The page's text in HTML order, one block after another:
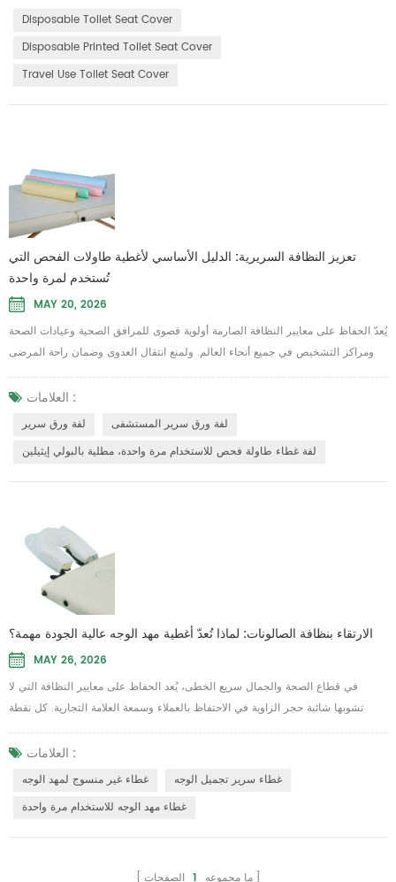
أصبحت النسخة الحديثة الصديقة للبيئة توفر حاجزًا موثوقًا وقابلًا للتحلل الحيوي، يولي
Disposable Toilet Seat Cover
Disposable Printed Toilet Seat Cover
Travel Use Toilet Seat Cover
تعزيز النظافة السريرية: الدليل الأساسي لأغطية طاولات الفحص التي
تُستخدم لمرة واحدة
MAY 20, 2026
يُعدّ الحفاظ على معايير النظافة الصارمة أولوية قصوى للمرافق الصحية وعيادات الصحة
ومراكز التشخيص في جميع أنحاء العالم. ولمنع انتقال العدوى وضمان راحة المرضى
على النحو الأمثل، يعتمد العاملون في المجال الطبي بشكل كبير على حواجز وقائية
عالية الجودة. باستخدام نظام موثوق لفة ورق سرير أصبح استخدام هذه الأغطية إجراءً
قياسياً للحفاظ على سير العمل اليومي بسلاسة، مما يسمح للموظفين بتنظيف أسطح
العلامات :
لفة ورق سرير
لفة ورق سرير المستشفى
لفة غطاء طاولة فحص للاستخدام مرة واحدة، مطلية بالبولي إيثيلين
الارتقاء بنظافة الصالونات: لماذا تُعدّ أغطية مهد الوجه عالية الجودة مهمة؟
MAY 26, 2026
في قطاع الصحة والجمال سريع الخطى، يُعد الحفاظ على معايير النظافة التي لا
تشوبها شائبة حجر الزاوية في الاحتفاظ بالعملاء وسمعة العلامة التجارية. كل نقطة
اتصال مهمة، ولكن لا توجد نقطة أكثر أهمية من المكان الذي يضع فيه العميل وجهه.
بينما تسعى المنتجعات الصحية وعيادات التدليك ومراكز التجميل إلى إيجاد طرق سلسة
للجمع بين الفخامة والنظافة المطلقة، فقد تحول التحول إلى حلول الاستخدام الفردي
العلامات :
غطاء غير منسوج لمهد الوجه
غطاء سرير تجميل الوجه
غطاء مهد الوجه للاستخدام مرة واحدة
ما مجموعه 1 الصفحات